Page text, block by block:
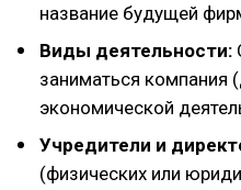
название будущей
Виды деятельности:
заниматься компания
экономической
Учредители и
(физических или